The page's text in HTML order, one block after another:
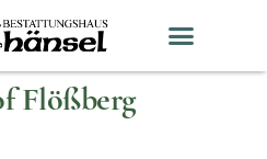
Flößberg